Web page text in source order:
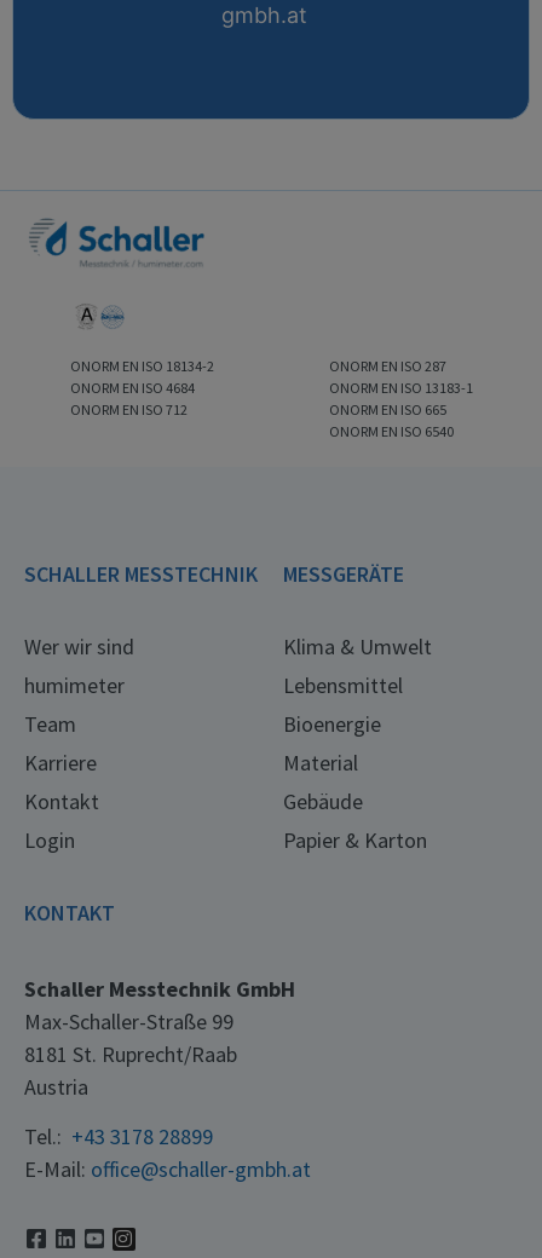
gmbh.at
ONORM EN ISO 18134-2
ONORM EN ISO 4684
ONORM EN ISO 712
ONORM EN ISO 287
ONORM EN ISO 13183-1
ONORM EN ISO 665
ONORM EN ISO 6540
SCHALLER MESSTECHNIK
Wer wir sind
humimeter
Team
Karriere
Kontakt
Login
MESSGERÄTE
Klima & Umwelt
Lebensmittel
Bioenergie
Material
Gebäude
Papier & Karton
KONTAKT
Schaller Messtechnik GmbH
Max-Schaller-Straße 99
8181 St. Ruprecht/Raab
Austria
Tel.: +43 3178 28899
E-Mail: office@schaller-gmbh.at